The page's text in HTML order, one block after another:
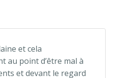
et cela
au point d’être mal à
et devant le regard